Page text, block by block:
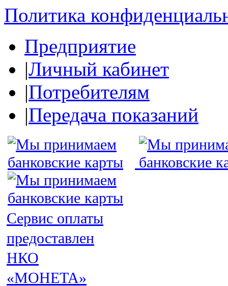
Политика
Предприятие
|Личный кабинет
|Потребителям
|Передача показаний
Сервис оплаты
предоставлен
НКО
«МОНЕТА»